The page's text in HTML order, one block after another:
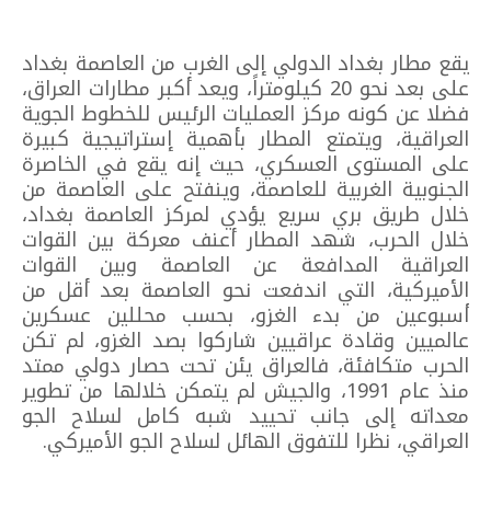
يقع مطار بغداد الدولي إلى الغرب من العاصمة بغداد
على بعد نحو 20 كيلومتراً، ويعد أكبر مطارات العراق،
فضلا عن كونه مركز العمليات الرئيس للخطوط الجوية
العراقية، ويتمتع المطار بأهمية إستراتيجية كبيرة
على المستوى العسكري، حيث إنه يقع في الخاصرة
الجنوبية الغربية للعاصمة، وينفتح على العاصمة من
خلال طريق بري سريع يؤدي لمركز العاصمة بغداد،
خلال الحرب، شهد المطار أعنف معركة بين القوات
العراقية المدافعة عن العاصمة وبين القوات
الأميركية، التي اندفعت نحو العاصمة بعد أقل من
أسبوعين من بدء الغزو، بحسب محللين عسكرين
عالميين وقادة عراقيين شاركوا بصد الغزو، لم تكن
الحرب متكافئة، فالعراق يئن تحت حصار دولي ممتد
منذ عام 1991، والجيش لم يتمكن خلالها من تطوير
معداته إلى جانب تحييد شبه كامل لسلاح الجو
العراقي، نظرا للتفوق الهائل لسلاح الجو الأميركي.